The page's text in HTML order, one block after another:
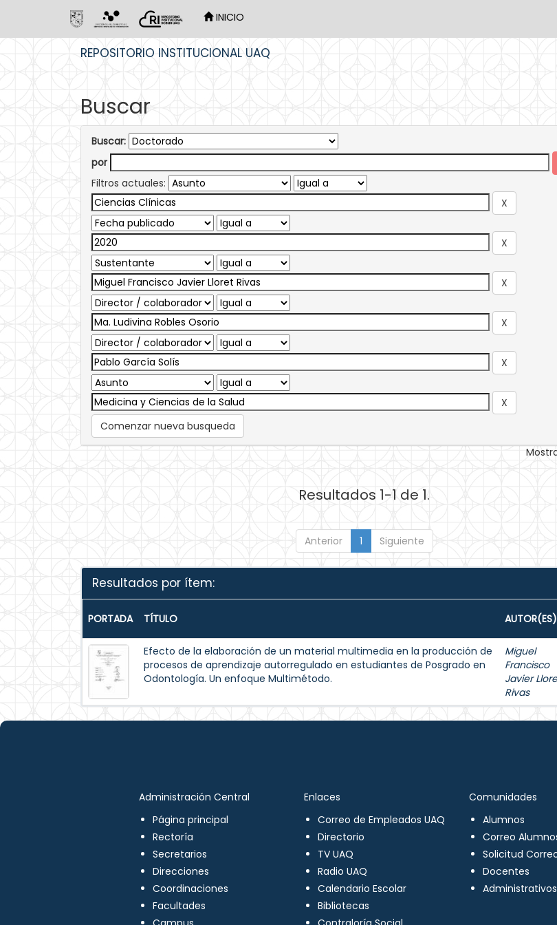
INICIO
REPOSITORIO INSTITUCIONAL UAQ
Buscar
Buscar:
por
Filtros actuales:
Comenzar nueva busqueda
Resultados 1-1 de 1.
Anterior 1 Siguiente
Resultados por ítem:
PORTADA TÍTULO AUTOR(ES)
Efecto de la elaboración de un material multimedia en la producción de
procesos de aprendizaje autorregulado en estudiantes de Posgrado en
Odontología. Un enfoque Multimétodo.
Miguel
Francisco
Javier
Rivas
Administración Central
Página principal
Rectoría
Secretarios
Direcciones
Coordinaciones
Facultades
Enlaces
Correo de Empleados UAQ
Directorio
TV UAQ
Radio UAQ
Calendario Escolar
Bibliotecas
Comunidades
Alumnos
Correo
Solicitud
Docentes
Administrativos